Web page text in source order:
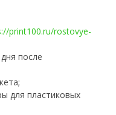
print100.ru/rostovye-
после
для пластиковых